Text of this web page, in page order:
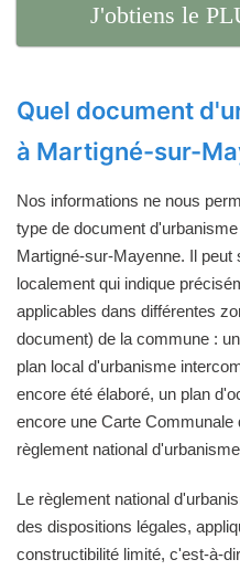
J'obtiens le
Quel document
à Martigné-sur-
Nos informations ne nous
type de document
Martigné-sur-Mayenne. Il
localement qui indique
applicables dans différentes
document) de la commune :
plan local d'urbanisme
encore été élaboré, un plan
encore une Carte
règlement national
Le règlement national
des dispositions légales,
constructibilité limité, c'est-à-